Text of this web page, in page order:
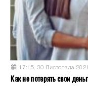
17:15, 30 Листопада 2021
Как не потерять свои